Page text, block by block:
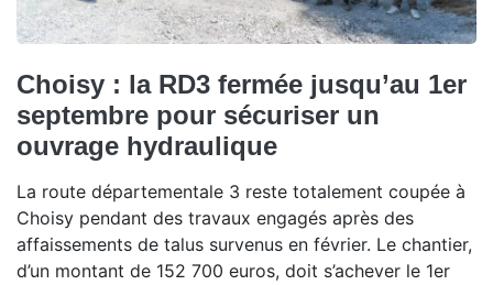
Choisy : la RD3 fermée jusqu’au 1er
septembre pour sécuriser un
ouvrage hydraulique
La route départementale 3 reste totalement coupée à
Choisy pendant des travaux engagés après des
affaissements de talus survenus en février. Le chantier,
d’un montant de 152 700 euros, doit s’achever le 1er